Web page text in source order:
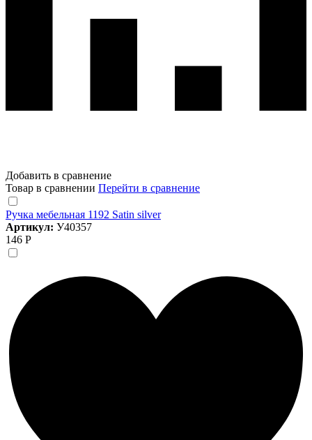
Добавить в сравнение
Товар в сравнении Перейти в сравнение
Ручка мебельная 1192 Satin silver
Артикул: У40357
146 Р